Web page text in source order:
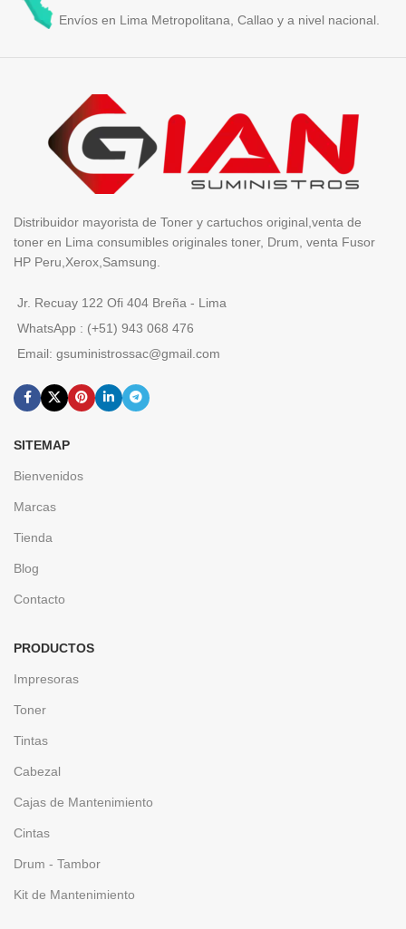
Envíos en Lima Metropolitana, Callao y a nivel nacional.
Distribuidor mayorista de Toner y cartuchos original,venta de
toner en Lima consumibles originales toner, Drum, venta Fusor
HP Peru,Xerox,Samsung.
Jr. Recuay 122 Ofi 404 Breña - Lima
WhatsApp : (+51) 943 068 476
Email: gsuministrossac@gmail.com
SITEMAP
Bienvenidos
Marcas
Tienda
Blog
Contacto
PRODUCTOS
Impresoras
Toner
Tintas
Cabezal
Cajas de Mantenimiento
Cintas
Drum - Tambor
Kit de Mantenimiento